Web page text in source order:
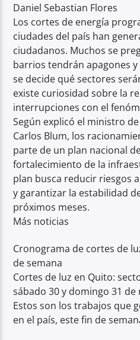
Daniel Sebastian Flores
Los cortes de energía
ciudades del país han
ciudadanos. Muchos se
barrios tendrán apagones
se decide qué sectores
existe curiosidad sobre la
interrupciones con el
Según explicó el ministro
Carlos Blum, los
parte de un plan nacional
fortalecimiento de la
plan busca reducir riesgos
y garantizar la estabilidad
próximos meses.
Más noticias
Cronograma de cortes de
de semana
Cortes de luz en Quito:
sábado 30 y domingo 31 de
Estos son los trabajos que
en el país, este fin de